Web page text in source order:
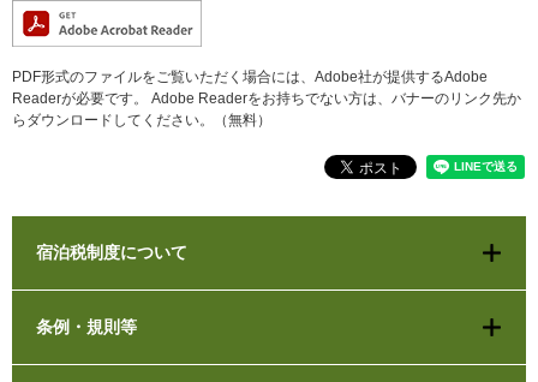
PDF形式のファイルをご覧いただく場合には、Adobe社が提供するAdobe
Readerが必要です。
Adobe Readerをお持ちでない方は、バナーのリンク先か
らダウンロードしてください。（無料）
宿泊税制度について
条例・規則等